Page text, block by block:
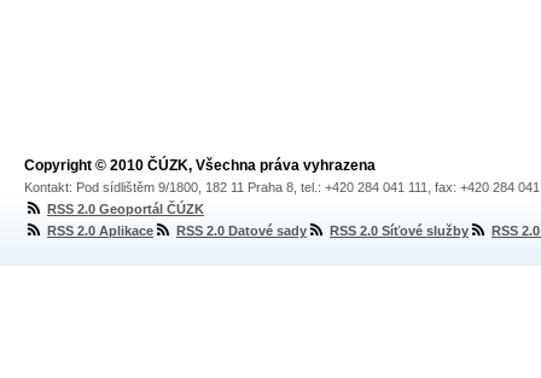
Copyright © 2010 ČÚZK, Všechna práva vyhrazena
Kontakt: Pod sídlištěm 9/1800, 182 11 Praha 8, tel.: +420 284 041 111, fax: +420 284
RSS 2.0 Geoportál ČÚZK
RSS 2.0 Aplikace
RSS 2.0 Datové sady RSS 2.0 Síťové služby RSS